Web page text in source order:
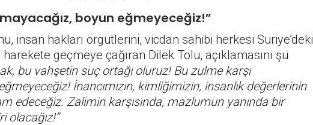
boyun eğmeyeceğiz!”
insan hakları örgütlerini, vicdan sahibi herkesi Suriye’deki
harekete geçmeye çağıran Dilek Tolu, açıklamasını şu
bu vahşetin suç ortağı oluruz! Bu zulme karşı
İnancımızın, kimliğimizin, insanlık değerlerinin
edeceğiz. Zalimin karşısında, mazlumun yanında bir
olacağız!”